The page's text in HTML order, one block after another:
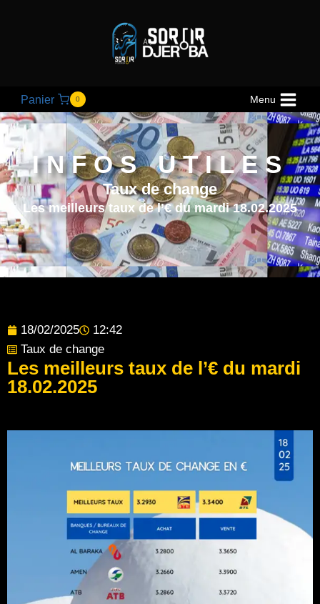
Panier 0 Menu
INFOS UTILES
Taux de change
Les meilleurs taux de l’€ du mardi 18.02.2025
18/02/2025
12:42
Taux de change
Les meilleurs taux de l’€ du mardi
18.02.2025